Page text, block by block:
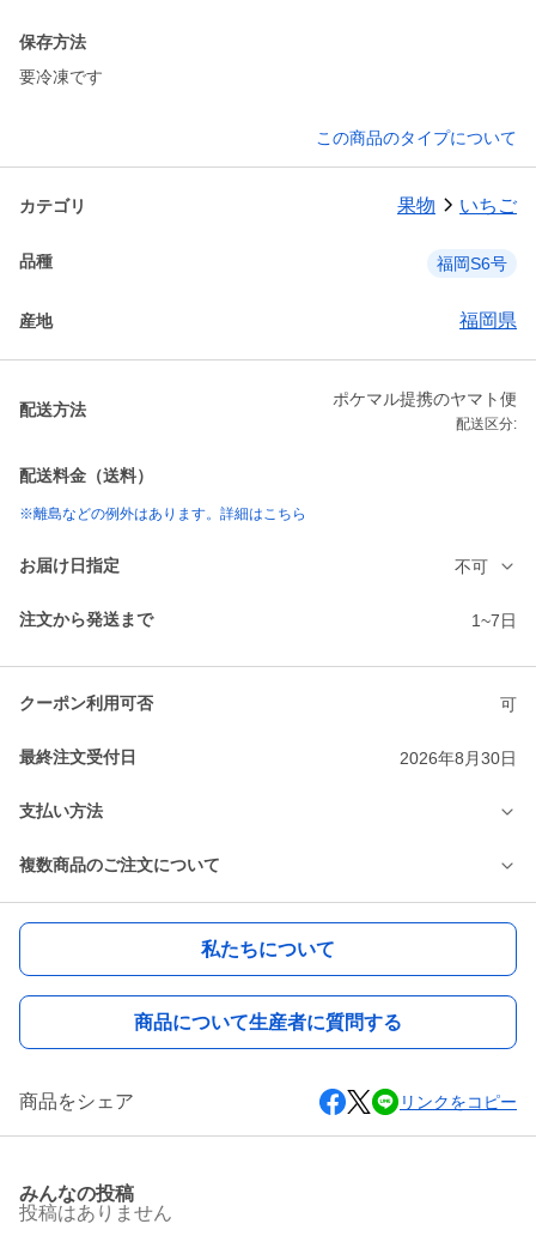
保存方法
要冷凍です
この商品のタイプについて
カテゴリ 果物 いちご
品種 福岡S6号
産地 福岡県
配送方法
ポケマル提携のヤマト便
配送区分:
配送料金（送料）
※離島などの例外はあります。詳細はこちら
お届け日指定 不可
注文から発送まで 1~7日
クーポン利用可否 可
最終注文受付日 2026年8月30日
支払い方法
複数商品のご注文について
私たちについて
商品について生産者に質問する
商品をシェア リンクをコピー
みんなの投稿
投稿はありません